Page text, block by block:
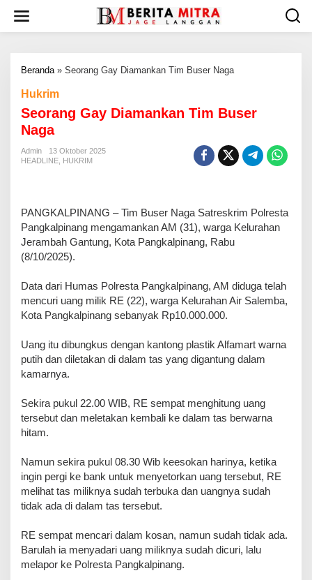
w
Beranda» Seorang Gay Diamankan Tim Buser Naga
Hukrim
Seorang Gay Diamankan Tim Buser
Naga
Admin
13 Oktober 2025
HEADLINE HUKRIM
PANGKALPINANG – Tim Buser Naga Satreskrim Polresta
Pangkalpinang mengamankan AM (31), warga Kelurahan
Jerambah Gantung, Kota Pangkalpinang, Rabu
(8/10/2025).
Data dari Humas Polresta Pangkalpinang, AM diduga telah
mencuri uang milik RE (22), warga Kelurahan Air Salemba,
Kota Pangkalpinang sebanyak Rp10.000.000.
Uang itu dibungkus dengan kantong plastik Alfamart warna
putih dan diletakan di dalam tas yang digantung dalam
kamarnya.
Sekira pukul 22.00 WIB, RE sempat menghitung uang
tersebut dan meletakan kembali ke dalam tas berwarna
hitam.
Namun sekira pukul 08.30 Wib keesokan harinya, ketika
ingin pergi ke bank untuk menyetorkan uang tersebut, RE
melihat tas miliknya sudah terbuka dan uangnya sudah
tidak ada di dalam tas tersebut.
RE sempat mencari dalam kosan, namun sudah tidak ada.
Barulah ia menyadari uang miliknya sudah dicuri, lalu
melapor ke Polresta Pangkalpinang.